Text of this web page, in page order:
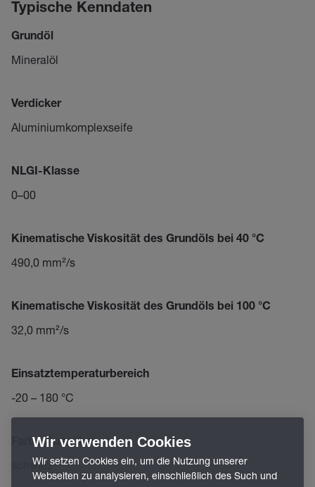
Typische Kenndaten
Grundöl
Mineralöl
Verdicker
Aluminiumkomplexseife
NLGI-Klasse
0–00
Kinematische Viskosität des Grundöls bei 40 °C
490,0 mm²/s
Kinematische Viskosität des Grundöls bei 100 °C
32,0 mm²/s
Einsatztemperaturbereich
-20 – 180 °C
Farbe/Aussehen
schwarz
Wir verwenden Cookies
Wir setzen Cookies ein, um die Nutzung unserer
Webseiten zu analysieren, einschließlich des Such und